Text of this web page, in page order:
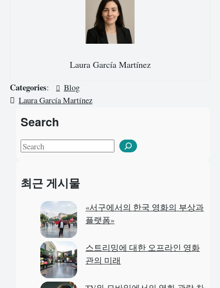
Laura García Martínez
Categories:
Blog
Laura García Martínez
Search
S
r
최근 게시물
«서구에서의 한국 영화의 부상과
플랫폼»
스트리밍에 대한 오프라인 영화
관의 미래